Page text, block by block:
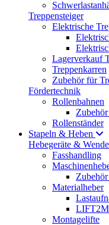
Treppensteiger
Elektrische
Lagerverkauf
Treppenkarren
Zubehör für
Fördertechnik
Rollenbahnen
Rollenständer
Stapeln & Heben
Hebegeräte &
Fasshandling
Materialheber
Montagelifte